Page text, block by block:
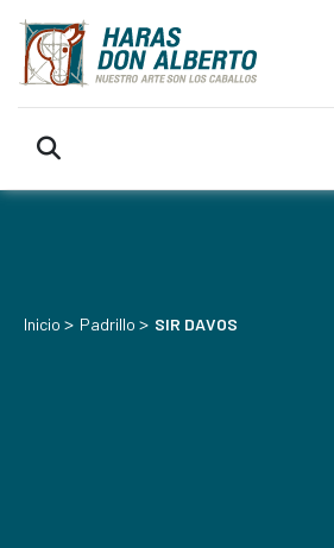
Inicio > Padrillo > SIR DAVOS